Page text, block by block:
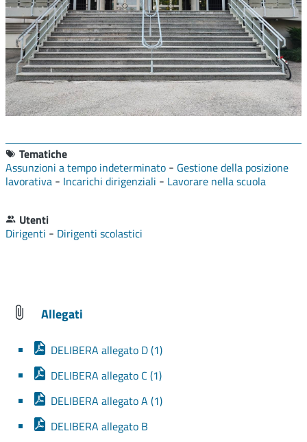
Tematiche
Assunzioni a tempo indeterminato - Gestione della posizione
lavorativa - Incarichi dirigenziali - Lavorare nella scuola
Utenti
Dirigenti - Dirigenti scolastici
Allegati
DELIBERA allegato D (1)
DELIBERA allegato C (1)
DELIBERA allegato A (1)
DELIBERA allegato B